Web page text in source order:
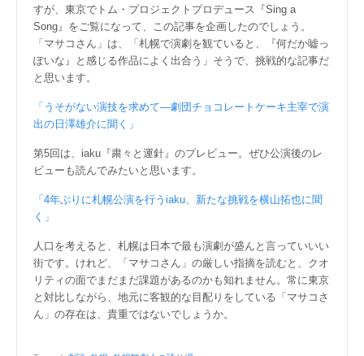
すが、東京でトム・プロジェクトプロデュース『Sing a
Song』をご覧になって、この記事を企画したのでしょう。
「マサコさん」は、「札幌で演劇を観ていると、『何だか嘘っ
ぽいな』と感じる作品によく出合う」そうで、挑戦的な記事だ
と思います。
「うそがない演技を求めて―劇団チョコレートケーキ主宰で演
出の日澤雄介に聞く」
第5回は、iaku『粛々と運針』のプレビュー。ぜひ公演後のレ
ビューも読んでみたいと思います。
「4年ぶりに札幌公演を行うiaku、新たな挑戦を横山拓也に聞
く」
人口を考えると、札幌は日本で最も演劇が盛んと言っていいい
街です。けれど、「マサコさん」の厳しい指摘を読むと、クオ
リティの面でまだまだ課題があるのかも知れません。常に東京
と対比しながら、地元に客観的な目配りをしている「マサコさ
ん」の存在は、貴重ではないでしょうか。